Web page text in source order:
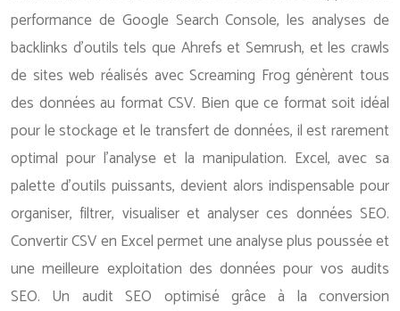
performance de Google Search Console, les analyses de
backlinks d’outils tels que Ahrefs et Semrush, et les crawls
de sites web réalisés avec Screaming Frog génèrent tous
des données au format CSV. Bien que ce format soit idéal
pour le stockage et le transfert de données, il est rarement
optimal pour l’analyse et la manipulation. Excel, avec sa
palette d’outils puissants, devient alors indispensable pour
organiser, filtrer, visualiser et analyser ces données SEO.
Convertir CSV en Excel permet une analyse plus poussée et
une meilleure exploitation des données pour vos audits
SEO. Un audit SEO optimisé grâce à la conversion